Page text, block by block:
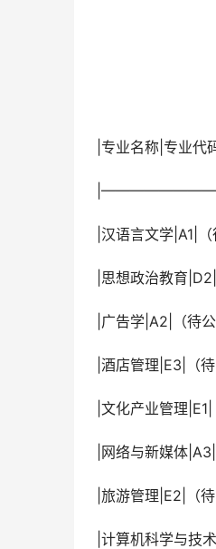
|专业名称|专业代
|汉语言文学|A1|
|思想政治教育
|广告学|A2|（待
|酒店管理|E3|（
|文化产业管理
|网络与新媒体
|旅游管理|E2|（
|计算机科学与技